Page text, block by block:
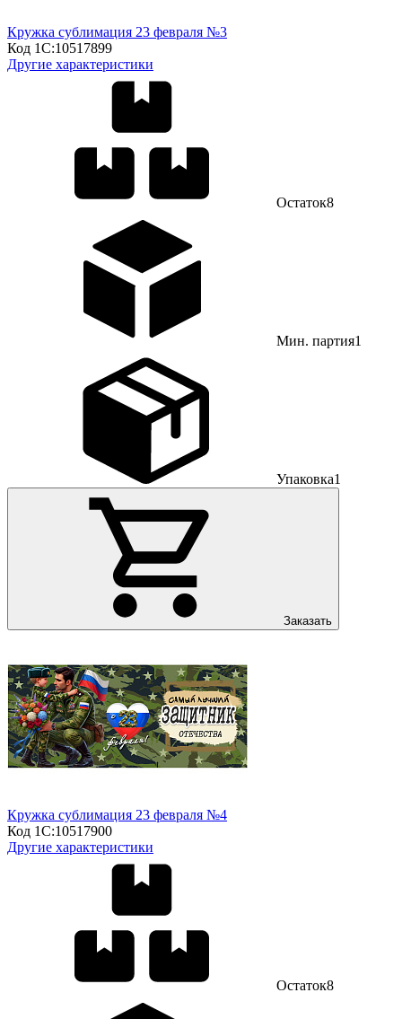
Кружка сублимация 23 февраля №3
Код 1С:10517899
Другие характеристики
Остаток8
Мин. партия1
Упаковка1
Заказать
Кружка сублимация 23 февраля №4
Код 1С:10517900
Другие характеристики
Остаток8